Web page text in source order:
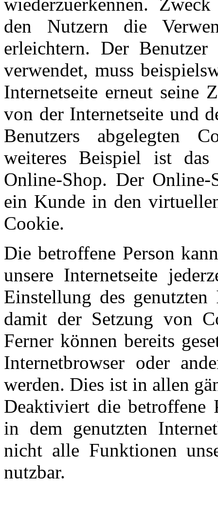
den Nutzern die
erleichtern. Der
verwendet, muss
Internetseite erneut seine
von der Internetseite und
Benutzers abgelegten
weiteres Beispiel ist
Online-Shop. Der
ein Kunde in den
Cookie.
Die betroffene Person
unsere Internetseite
Einstellung des
damit der Setzung von
Ferner können bereits
Internetbrowser oder
werden. Dies ist in allen
Deaktiviert die betroffene
in dem genutzten
nicht alle Funktionen
nutzbar.